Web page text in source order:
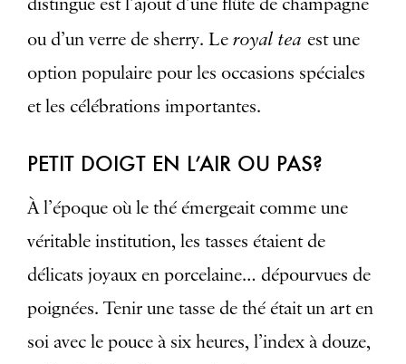
ou d’un verre de sherry. Le royal tea est une
option populaire pour les occasions spéciales
et les célébrations importantes.
PETIT DOIGT EN L’AIR OU PAS?
À l’époque où le thé émergeait comme une
véritable institution, les tasses étaient de
délicats joyaux en porcelaine… dépourvues de
poignées. Tenir une tasse de thé était un art en
soi avec le pouce à six heures, l’index à douze,